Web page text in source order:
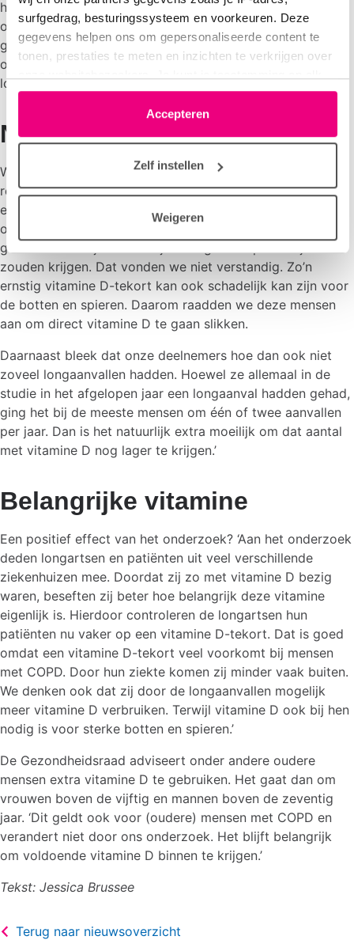
surfgedrag, besturingssysteem en voorkeuren. Deze
gegevens helpen ons om gepersonaliseerde content te
tonen, prestaties te meten en inzichten te verkrijgen over
moment wijzigen of intrekken via het cookie-icoontje
linksonder elke pagina. De lijst met partners is te vinden
in het tabblad “details”.
Accepteren
Zelf instellen
Weigeren
helaas hadden de hogere vitamine D-waarden geen effect
op het aantal longaanvallen. Deze kwamen in beide
groepen evenveel voor. Vitamine D had ook geen effect
op de spierkracht, het uithoudingsvermogen of de
longfunctie.’
Niet verstandig
Waardoor dat komt? Rafiq denkt dat hier een aantal
redenen voor zijn. ‘Allereerst mochten mensen met een
ernstig vitamine D-tekort niet meedoen met het
onderzoek. Als zij wel mee zouden doen, kon het namelijk
gebeuren dat zij eerst een jaar lang het nepmedicijn
zouden krijgen. Dat vonden we niet verstandig. Zo’n
ernstig vitamine D-tekort kan ook schadelijk kan zijn voor
de botten en spieren. Daarom raadden we deze mensen
aan om direct vitamine D te gaan slikken.
Daarnaast bleek dat onze deelnemers hoe dan ook niet
zoveel longaanvallen hadden. Hoewel ze allemaal in de
studie in het afgelopen jaar een longaanval hadden gehad,
ging het bij de meeste mensen om één of twee aanvallen
per jaar. Dan is het natuurlijk extra moeilijk om dat aantal
met vitamine D nog lager te krijgen.’
Belangrijke vitamine
Een positief effect van het onderzoek? ‘Aan het onderzoek
deden longartsen en patiënten uit veel verschillende
ziekenhuizen mee. Doordat zij zo met vitamine D bezig
waren, beseften zij beter hoe belangrijk deze vitamine
eigenlijk is. Hierdoor controleren de longartsen hun
patiënten nu vaker op een vitamine D-tekort. Dat is goed
omdat een vitamine D-tekort veel voorkomt bij mensen
met COPD. Door hun ziekte komen zij minder vaak buiten.
We denken ook dat zij door de longaanvallen mogelijk
meer vitamine D verbruiken. Terwijl vitamine D ook bij hen
nodig is voor sterke botten en spieren.’
De Gezondheidsraad adviseert onder andere oudere
mensen extra vitamine D te gebruiken. Het gaat dan om
vrouwen boven de vijftig en mannen boven de zeventig
jaar. ‘Dit geldt ook voor (oudere) mensen met COPD en
verandert niet door ons onderzoek. Het blijft belangrijk
om voldoende vitamine D binnen te krijgen.’
Tekst: Jessica Brussee
Terug naar nieuwsoverzicht